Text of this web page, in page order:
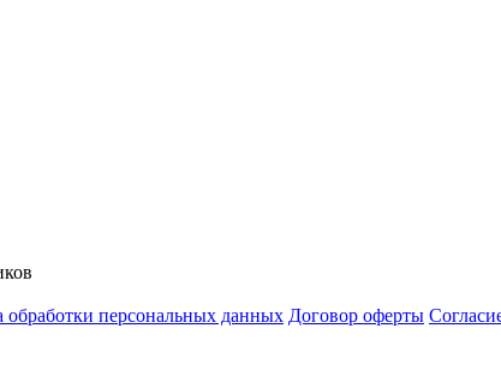
обработки персональных данных Договор оферты